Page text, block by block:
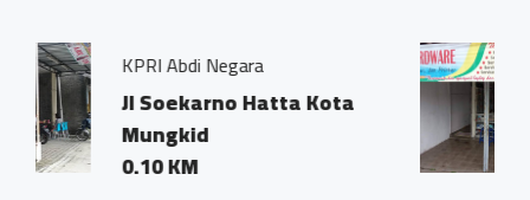
Hatta Kota
Rumah Hardware
Jl. Soekarno-
0.02 KM